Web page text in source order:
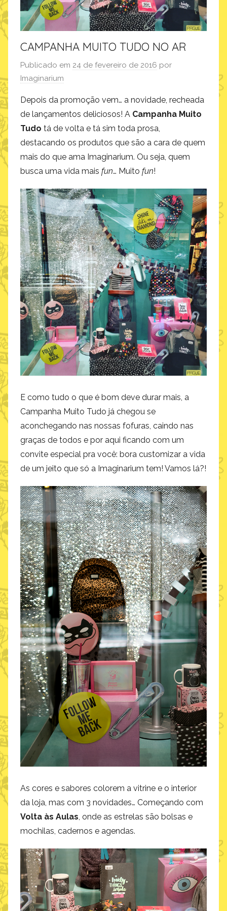
CAMPANHA MUITO TUDO NO AR
Publicado em 24 de fevereiro de 2016 por
Imaginarium
Depois da promoção vem… a novidade, recheada
de lançamentos deliciosos! A Campanha Muito
Tudo tá de volta e tá sim toda prosa,
destacando os produtos que são a cara de quem
mais do que ama Imaginarium. Ou seja, quem
busca uma vida mais fun… Muito fun!
E como tudo o que é bom deve durar mais, a
Campanha Muito Tudo já chegou se
aconchegando nas nossas fofuras, caindo nas
graças de todos e por aqui ficando com um
convite especial pra você: bora customizar a vida
de um jeito que só a Imaginarium tem! Vamos lá?!
As cores e sabores colorem a vitrine e o interior
da loja, mas com 3 novidades… Começando com
Volta às Aulas, onde as estrelas são bolsas e
mochilas, cadernos e agendas.